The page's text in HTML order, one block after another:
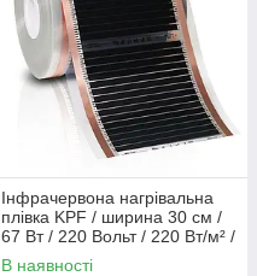
Інфрачервона нагрівальна
плівка KPF / ширина 30 см /
67 Вт / 220 Вольт / 220 Вт/м² /
45 °C max
В наявності